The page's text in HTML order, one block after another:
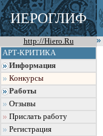
ИЕРОГЛИФ
http://Hiero.Ru
АРТ-КРИТИКА
Информация
Конкурсы
Работы
Отзывы
Прислать работу
Регистрация